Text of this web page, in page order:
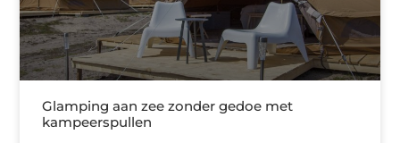
Glamping aan zee zonder gedoe met
kampeerspullen